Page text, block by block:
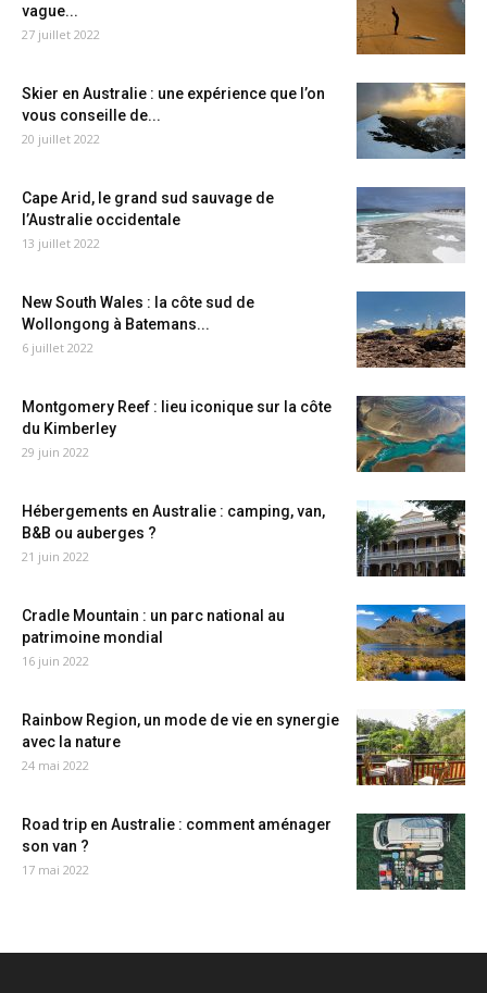
vague...
27 juillet 2022
Skier en Australie : une expérience que l’on
vous conseille de...
20 juillet 2022
Cape Arid, le grand sud sauvage de
l’Australie occidentale
13 juillet 2022
New South Wales : la côte sud de
Wollongong à Batemans...
6 juillet 2022
Montgomery Reef : lieu iconique sur la côte
du Kimberley
29 juin 2022
Hébergements en Australie : camping, van,
B&B ou auberges ?
21 juin 2022
Cradle Mountain : un parc national au
patrimoine mondial
16 juin 2022
Rainbow Region, un mode de vie en synergie
avec la nature
24 mai 2022
Road trip en Australie : comment aménager
son van ?
17 mai 2022